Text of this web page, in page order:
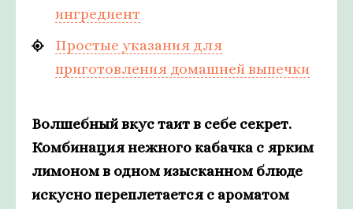
ингредиент
Простые указания для
приготовления домашней выпечки
Волшебный вкус таит в себе секрет.
Комбинация нежного кабачка с ярким
лимоном в одном изысканном блюде
искусно переплетается с ароматом